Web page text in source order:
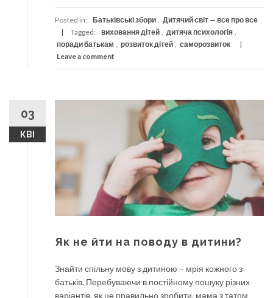
Posted in: Батьківські збори
Дитячий світ — все про все
Tagged:
виховання дітей дитяча психологія
поради батькам
розвиток дітей
саморозвиток
Leave a comment
03
КВІ
Як не йти на поводу в дитини?
Знайти спільну мову з дитиною – мрія кожного з
батьків. Перебуваючи в постійному пошуку різних
варіантів, як це правильно зробити, мама з татом